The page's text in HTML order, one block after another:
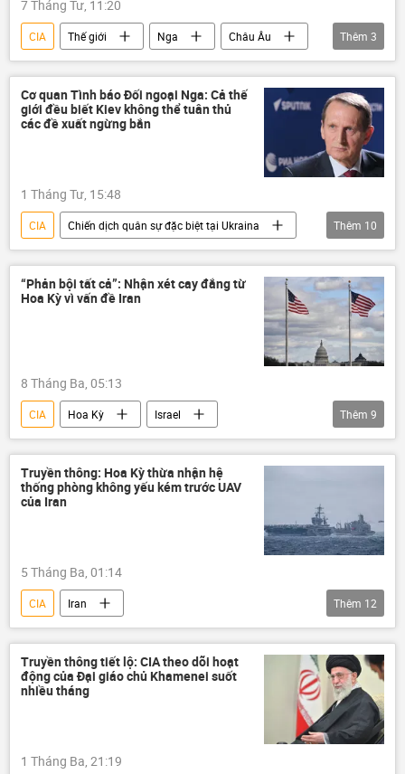
7 Tháng Tư, 11:20
CIA Thế giới Nga
Châu Âu
EU
NATO Hoa Kỳ
Thêm 3
Cơ quan Tình báo Đối ngoại Nga: Cả thế
giới đều biết Kiev không thể tuân thủ
các đề xuất ngừng bắn
1 Tháng Tư, 15:48
CIA
Chiến dịch quân sự đặc biệt tại Ukraina
Cuộc khủng hoảng ở Ukraina
Ukraina
Quân đội Ukraina
Sergei Naryshkin
Nga
Vladimir Zelensky
Chính trị
Thêm 10
“Phản bội tất cả”: Nhận xét cay đắng từ
Hoa Kỳ vì vấn đề Iran
8 Tháng Ba, 05:13
CIA Hoa Kỳ
Israel
Leo thang căng thẳng giữa Israel và Iran
xung đột quân sự
Xung đột Mỹ-Iran
Thế giới
Iran
Tel Aviv
Thêm 9
Truyền thông: Hoa Kỳ thừa nhận hệ
thống phòng không yếu kém trước UAV
của Iran
5 Tháng Ba, 01:14
CIA
Iran
Leo thang căng thẳng giữa Israel và Iran
Xung đột Mỹ-Iran
Hoa Kỳ
Thế giới
Báo chí thế giới
Ali Khamenei
Thêm 12
Truyền thông tiết lộ: CIA theo dõi hoạt
động của Đại giáo chủ Khamenei suốt
nhiều tháng
1 Tháng Ba, 21:19